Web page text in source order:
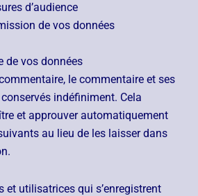
d’audience
de vos données
de vos données
le commentaire et ses
indéfiniment. Cela
et approuver automatiquement
au lieu de les laisser dans
et utilisatrices qui s’enregistrent